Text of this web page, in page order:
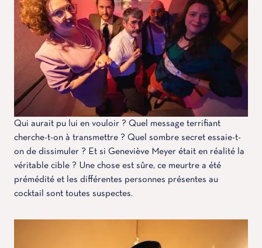
Qui aurait pu lui en vouloir ? Quel message terrifiant
cherche-t-on à transmettre ? Quel sombre secret essaie-t-
on de dissimuler ? Et si Geneviève Meyer était en réalité la
véritable cible ? Une chose est sûre, ce meurtre a été
prémédité et les différentes personnes présentes au
cocktail sont toutes suspectes.